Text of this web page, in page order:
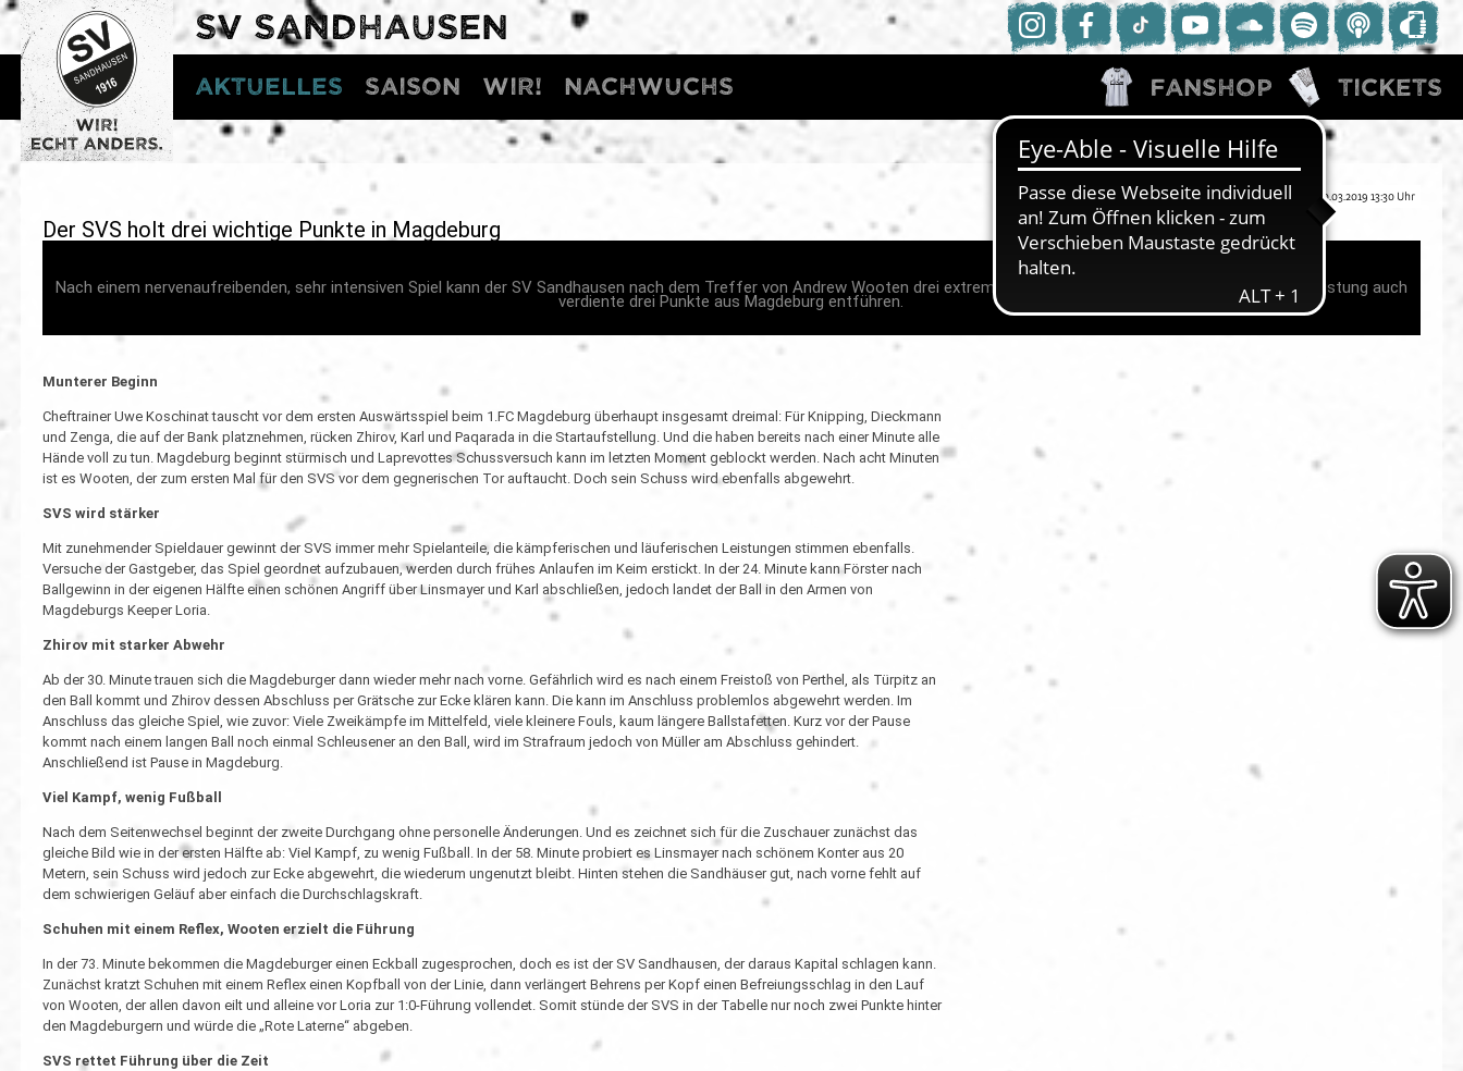
SV SANDHAUSEN
Aktuelles Saison WIR! Nachwuchs Fanshop Tickets
10.03.2019 13:30 Uhr
Der SVS holt drei wichtige Punkte in Magdeburg
Nach einem nervenaufreibenden, sehr intensiven Spiel kann der SV Sandhausen nach dem Treffer von Andrew Wooten drei extrem wichtige, und aufgrund der kämpferischen Leistung auch
verdiente drei Punkte aus Magdeburg entführen.
Munterer Beginn
Cheftrainer Uwe Koschinat tauscht vor dem ersten Auswärtsspiel beim 1.FC Magdeburg überhaupt insgesamt dreimal: Für Knipping, Dieckmann
und Zenga, die auf der Bank platznehmen, rücken Zhirov, Karl und Paqarada in die Startaufstellung. Und die haben bereits nach einer Minute alle
Hände voll zu tun. Magdeburg beginnt stürmisch und Laprevottes Schussversuch kann im letzten Moment geblockt werden. Nach acht Minuten
ist es Wooten, der zum ersten Mal für den SVS vor dem gegnerischen Tor auftaucht. Doch sein Schuss wird ebenfalls abgewehrt.
SVS wird stärker
Mit zunehmender Spieldauer gewinnt der SVS immer mehr Spielanteile, die kämpferischen und läuferischen Leistungen stimmen ebenfalls.
Versuche der Gastgeber, das Spiel geordnet aufzubauen, werden durch frühes Anlaufen im Keim erstickt. In der 24. Minute kann Förster nach
Ballgewinn in der eigenen Hälfte einen schönen Angriff über Linsmayer und Karl abschließen, jedoch landet der Ball in den Armen von
Magdeburgs Keeper Loria.
Zhirov mit starker Abwehr
Ab der 30. Minute trauen sich die Magdeburger dann wieder mehr nach vorne. Gefährlich wird es nach einem Freistoß von Perthel, als Türpitz an
den Ball kommt und Zhirov dessen Abschluss per Grätsche zur Ecke klären kann. Die kann im Anschluss problemlos abgewehrt werden. Im
Anschluss das gleiche Spiel, wie zuvor: Viele Zweikämpfe im Mittelfeld, viele kleinere Fouls, kaum längere Ballstafetten. Kurz vor der Pause
kommt nach einem langen Ball noch einmal Schleusener an den Ball, wird im Strafraum jedoch von Müller am Abschluss gehindert.
Anschließend ist Pause in Magdeburg.
Viel Kampf, wenig Fußball
Nach dem Seitenwechsel beginnt der zweite Durchgang ohne personelle Änderungen. Und es zeichnet sich für die Zuschauer zunächst das
gleiche Bild wie in der ersten Hälfte ab: Viel Kampf, zu wenig Fußball. In der 58. Minute probiert es Linsmayer nach schönem Konter aus 20
Metern, sein Schuss wird jedoch zur Ecke abgewehrt, die wiederum ungenutzt bleibt. Hinten stehen die Sandhäuser gut, nach vorne fehlt auf
dem schwierigen Geläuf aber einfach die Durchschlagskraft.
Schuhen mit einem Reflex, Wooten erzielt die Führung
In der 73. Minute bekommen die Magdeburger einen Eckball zugesprochen, doch es ist der SV Sandhausen, der daraus Kapital schlagen kann.
Zunächst kratzt Schuhen mit einem Reflex einen Kopfball von der Linie, dann verlängert Behrens per Kopf einen Befreiungsschlag in den Lauf
von Wooten, der allen davon eilt und alleine vor Loria zur 1:0-Führung vollendet. Somit stünde der SVS in der Tabelle nur noch zwei Punkte hinter
den Magdeburgern und würde die „Rote Laterne“ abgeben.
SVS rettet Führung über die Zeit